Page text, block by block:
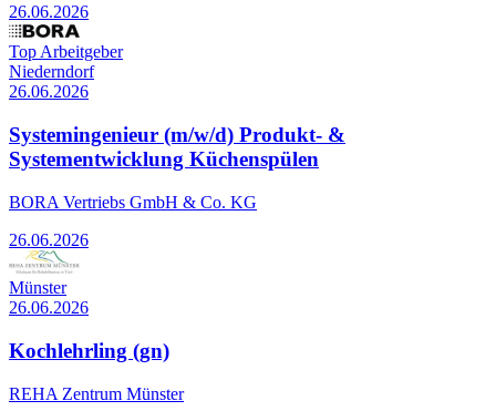
26.06.2026
Top Arbeitgeber
Niederndorf
26.06.2026
Systemingenieur (m/w/d) Produkt- &
Systementwicklung Küchenspülen
BORA Vertriebs GmbH & Co. KG
26.06.2026
Münster
26.06.2026
Kochlehrling (gn)
REHA Zentrum Münster